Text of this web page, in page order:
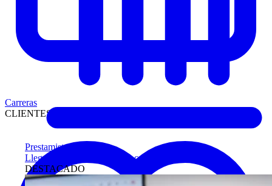
Prestamistas
Llegue antes a compradores calificados
DESTACADO
Carreras
CLIENTES